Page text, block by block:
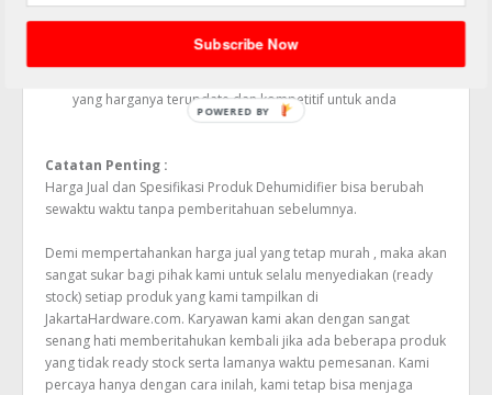
Produk yang kami jual semuanya Bergaransi Resmi dari
Harga yang Terjamin. Kami melakukan survey harga
yang harganya terupdate dan kompetitif untuk anda
Catatan Penting :
Harga Jual dan Spesifikasi Produk Dehumidifier bisa berubah
sewaktu waktu tanpa pemberitahuan sebelumnya.
Demi mempertahankan harga jual yang tetap murah , maka akan
sangat sukar bagi pihak kami untuk selalu menyediakan (ready
stock) setiap produk yang kami tampilkan di
JakartaHardware.com. Karyawan kami akan dengan sangat
senang hati memberitahukan kembali jika ada beberapa produk
yang tidak ready stock serta lamanya waktu pemesanan. Kami
percaya hanya dengan cara inilah, kami tetap bisa menjaga
Subscribe Now
POWERED BY